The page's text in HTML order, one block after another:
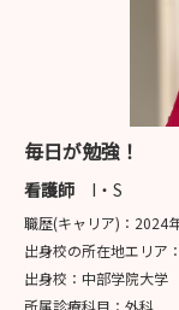
「説明会・見
プ平日・土曜日
平日も随時対応
い。
皆さんにお会い
毎日が勉強！
看護師 I・S
職歴(キャリア)： 2024
出身校の所在地エリア：
出身校： 中部学院大学